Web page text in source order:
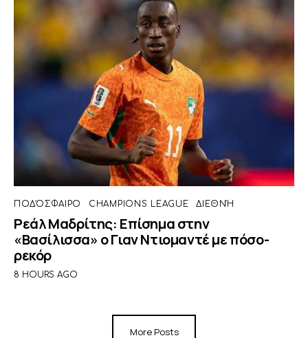
ΠΟΔΌΣΦΑΙΡΟ CHAMPIONS LEAGUE ΔΙΕΘΝΉ
Ρεάλ Μαδρίτης: Επίσημα στην
«Βασίλισσα» ο Γιαν Ντιομαντέ με πόσο-
ρεκόρ
8 HOURS AGO
More Posts